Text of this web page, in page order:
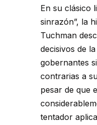
En su clásico
sinrazón”, la
Tuchman
decisivos de
gobernantes
contrarias a
pesar de que
tentador